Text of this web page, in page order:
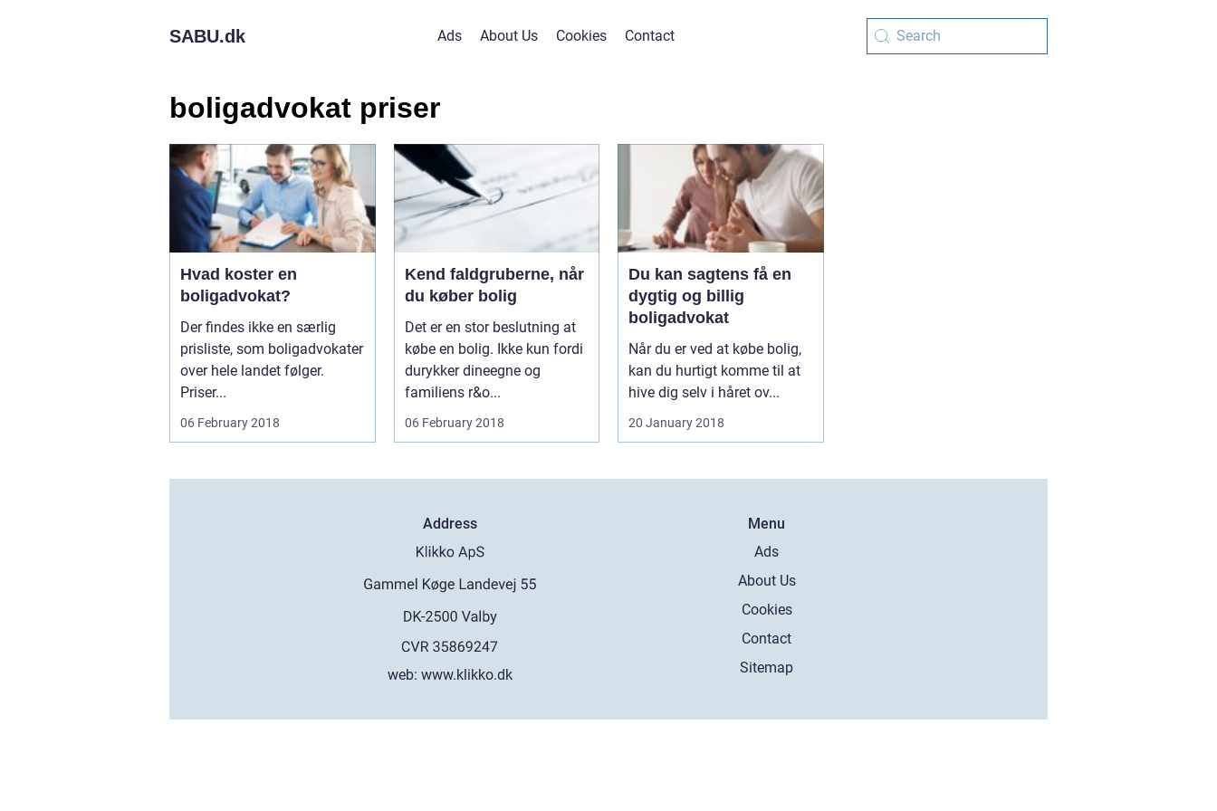
SABU.dk Ads About Us Cookies Contact
boligadvokat priser
Hvad koster en
boligadvokat?
Der findes ikke en særlig
prisliste, som boligadvokater
over hele landet følger.
Priser...
06 February 2018
Kend faldgruberne, når
du køber bolig
Det er en stor beslutning at
købe en bolig. Ikke kun fordi
durykker dineegne og
familiens r&o...
06 February 2018
Du kan sagtens få en
dygtig og billig
boligadvokat
Når du er ved at købe bolig,
kan du hurtigt komme til at
hive dig selv i håret ov...
20 January 2018
Address
web:www.klikko.dk
Menu
Ads
About Us
Cookies
Contact
Sitemap